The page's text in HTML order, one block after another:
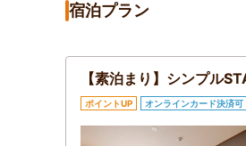
宿泊プラン
【素泊まり】シンプル
ポイントUP オンラインカード決済可